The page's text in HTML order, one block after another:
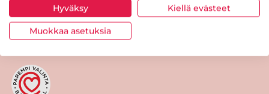
Tulosta sivu Jaa tuote
Hyväksy Kiellä evästeet
Muokkaa asetuksia